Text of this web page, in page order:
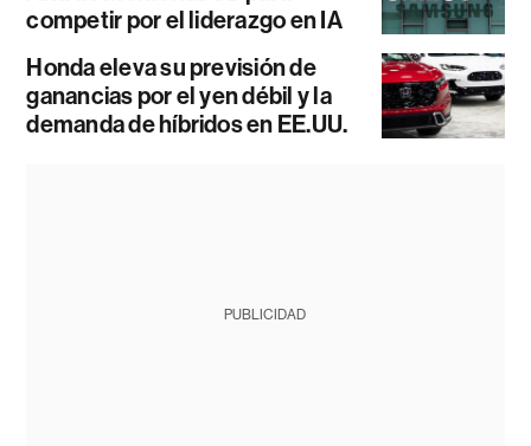
competir por el liderazgo en IA
Honda eleva su previsión de
ganancias por el yen débil y la
demanda de híbridos en EE.UU.
PUBLICIDAD